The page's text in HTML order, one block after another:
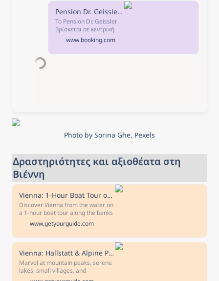
Pension Dr. Geissler, Βιέννη, Αυστρία
Το Pension Dr. Geissler
βρίσκεται σε κεντρική
τοποθεσία, σε έναν
παράδρομο στο κέντρο
της Βιέννης.
www.booking.com
Photo by Sorina Ghe, Pexels
Δραστηριότητες και αξιοθέατα στη
Βιέννη
Vienna: 1-Hour Boat Tour on the Danube Canal
Discover Vienna from the water on
a 1-hour boat tour along the banks
of the Danube Canal. Enjoy the
view of the highlights of the city
from the beautiful old buildings to
the new, trendy districts.
www.getyourguide.com
Vienna: Hallstatt & Alpine Peaks Day Trip with Skywalk Lift
Marvel at mountain peaks, serene
lakes, small villages, and
magnificent alpine scenery on a